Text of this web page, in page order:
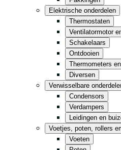
Gemak
Retail
Alles in zwart
Keuken
Opslag
Fastfood
Elektrische onderdelen
Thermostaten
Ventilatormotor
Schakelaars
Ontdooien
Thermometers
Diversen
Verwisselbare
Condensors
Verdampers
Leidingen en
Voetjes, poten, rollers
Voeten